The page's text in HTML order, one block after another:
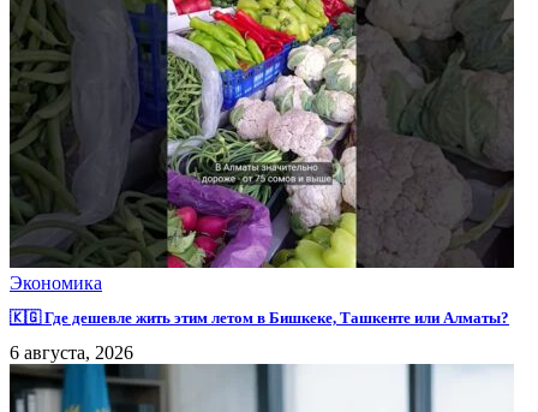
Экономика
🇰🇬 Где дешевле жить этим летом в Бишкеке, Ташкенте или Алматы?
6 августа, 2026